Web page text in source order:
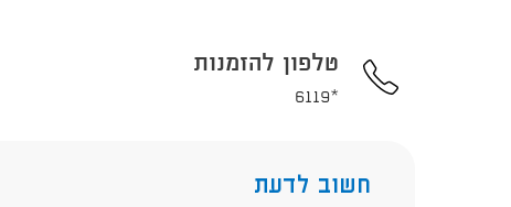
טלפון להזמנות
*6119
חשוב לדעת